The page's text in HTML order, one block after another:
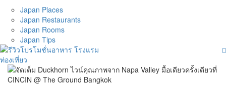
Japan Places
Japan Restaurants
Japan Rooms
Japan Tips